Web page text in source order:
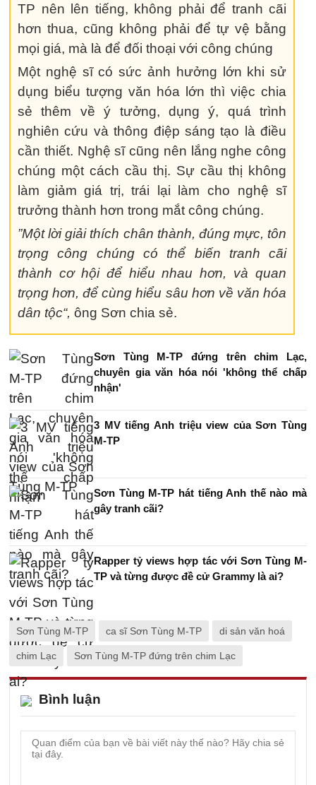
TP nên lên tiếng, không phải để tranh cãi
hơn thua, cũng không phải để tự vệ bằng
mọi giá, mà là để đối thoại với công chúng
Một nghệ sĩ có sức ảnh hưởng lớn khi sử
dụng biểu tượng văn hóa lớn thì việc chia
sẻ thêm về ý tưởng, dụng ý, quá trình
nghiên cứu và thông điệp sáng tạo là điều
cần thiết. Nghệ sĩ cũng nên lắng nghe công
chúng một cách cầu thị. Sự cầu thị không
làm giảm giá trị, trái lại làm cho nghệ sĩ
trưởng thành hơn trong mắt công chúng.
”Một lời giải thích chân thành, đúng mực, tôn
trọng công chúng có thể biến tranh cãi
thành cơ hội để hiểu nhau hơn, và quan
trọng hơn, để cùng hiểu sâu hơn về văn hóa
dân tộc“, ông Sơn chia sẻ.
Sơn Tùng M-TP đứng trên chim Lạc,
chuyên gia văn hóa nói 'không thể chấp
nhận'
3 MV tiếng Anh triệu view của Sơn Tùng
M-TP
Sơn Tùng M-TP hát tiếng Anh thế nào mà
gây tranh cãi?
Rapper tỷ views hợp tác với Sơn Tùng M-
TP và từng được đề cử Grammy là ai?
Sơn Tùng M-TP ca sĩ Sơn Tùng M-TP di sản văn hoá
chim Lạc Sơn Tùng M-TP đứng trên chim Lạc
Bình luận